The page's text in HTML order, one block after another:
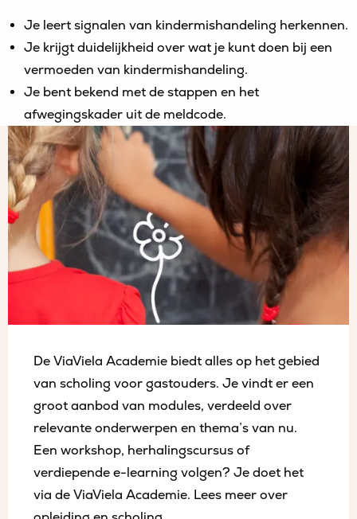
Je leert signalen van kindermishandeling herkennen.
Je krijgt duidelijkheid over wat je kunt doen bij een
vermoeden van kindermishandeling.
Je bent bekend met de stappen en het
afwegingskader uit de meldcode.
De ViaViela Academie biedt alles op het gebied
van scholing voor gastouders. Je vindt er een
groot aanbod van modules, verdeeld over
relevante onderwerpen en thema’s van nu.
Een workshop, herhalingscursus of
verdiepende e-learning volgen? Je doet het
via de ViaViela Academie. Lees meer over